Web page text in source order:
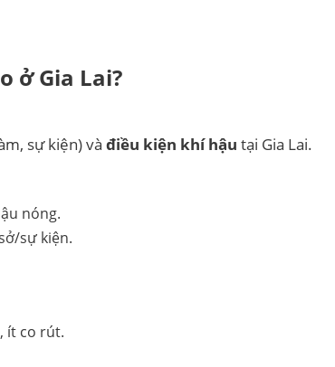
ở Gia Lai?
sự kiện) và điều kiện khí hậu tại Gia Lai.
nóng.
sự kiện.
ít co rút.